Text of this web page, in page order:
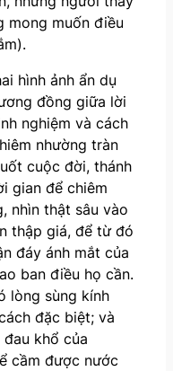
mong muốn điều
hình ảnh ẩn dụ
đồng giữa lời
nghiệm và cách
nhường tràn
cuộc đời, thánh
gian để chiêm
nhìn thật sâu vào
thập giá, để từ đó
đáy ánh mắt của
ban điều họ cần.
lòng sùng kính
đặc biệt; và
khổ của
cầm được nước